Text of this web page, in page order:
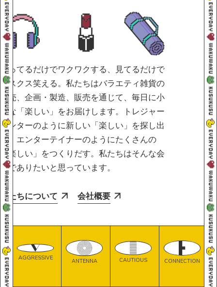
持ってるだけでワクワクする、見てるだけで
クスクス笑える。私たちはバラエティ雑貨の
卸売、企画・製造、販売を通じて、毎日に小
さな「楽しい」をお届けします。トレジャー
ハンターのように新しい「楽しい」を探し出
し、エンターテイナーのようにたくさんの
「楽しい」をつくりだす。私たちはそんな会
社でありたいと思っています。
私たちについて 会社概要
AGGRESSIVE
ANTENNA CAUTIOUS CONNECTION